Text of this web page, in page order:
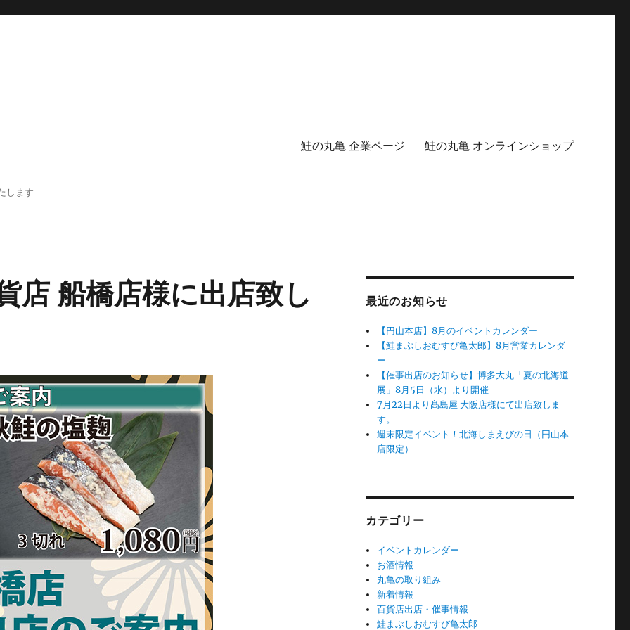
します
鮭の丸亀 企業ページ 鮭の丸亀 オンラインショップ
店 船橋店様に出店致し 最近のお知らせ
【円山本店】8月のイベントカレンダー
【鮭まぶしおむすび亀太郎】8月営業カレンダ
ー
【催事出店のお知らせ】博多大丸「夏の北海道
展」8月5日（水）より開催
7月22日より髙島屋 大阪店様にて出店致しま
す。
週末限定イベント！北海しまえびの日（円山本
店限定）
カテゴリー
イベントカレンダー
お酒情報
丸亀の取り組み
新着情報
百貨店出店・催事情報
鮭まぶしおむすび亀太郎